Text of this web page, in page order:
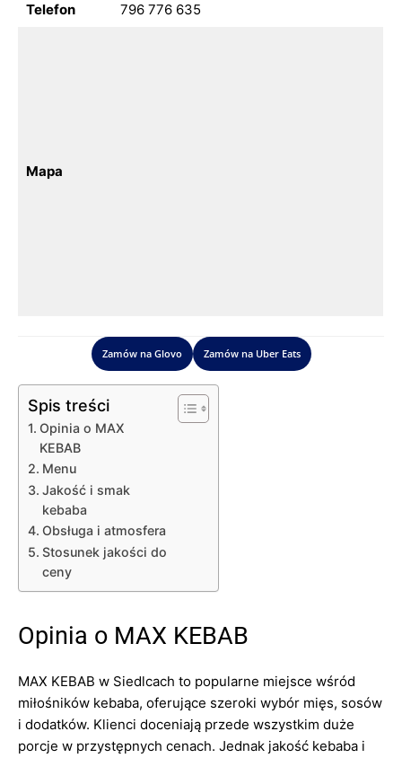
Telefon 796 776 635
Mapa
Zamów na Glovo Zamów na Uber Eats
Spis treści
Opinia o MAX
KEBAB
Menu
Jakość i smak
kebaba
Obsługa i atmosfera
Stosunek jakości do
ceny
Opinia o MAX KEBAB
MAX KEBAB w Siedlcach to popularne miejsce wśród
miłośników kebaba, oferujące szeroki wybór mięs, sosów
i dodatków. Klienci doceniają przede wszystkim duże
porcje w przystępnych cenach. Jednak jakość kebaba i